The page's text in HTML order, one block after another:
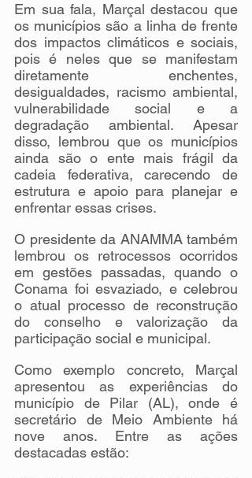
Em sua fala, Marçal destacou que
os municípios são a linha de frente
dos impactos climáticos e sociais,
pois é neles que se manifestam
diretamente enchentes,
desigualdades, racismo ambiental,
vulnerabilidade social e a
degradação ambiental. Apesar
disso, lembrou que os municípios
ainda são o ente mais frágil da
cadeia federativa, carecendo de
estrutura e apoio para planejar e
enfrentar essas crises.
O presidente da ANAMMA também
lembrou os retrocessos ocorridos
em gestões passadas, quando o
Conama foi esvaziado, e celebrou
o atual processo de reconstrução
do conselho e valorização da
participação social e municipal.
Como exemplo concreto, Marçal
apresentou as experiências do
município de Pilar (AL), onde é
secretário de Meio Ambiente há
nove anos. Entre as ações
destacadas estão: